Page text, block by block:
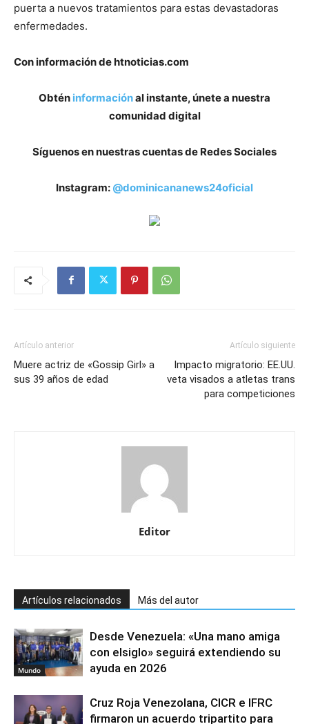
puerta a nuevos tratamientos para estas devastadoras
enfermedades.
Con información de htnoticias.com
Obtén informaciónal instante, únete a nuestra
comunidad digital
Síguenos en nuestras cuentas de Redes Sociales
Instagram: @dominicananews24oficial
Artículo anterior
Muere actriz de «Gossip Girl» a
sus 39 años de edad
Artículo siguiente
Impacto migratorio: EE.UU.
veta visados a atletas trans
para competiciones
Editor
Artículos relacionados Más del autor
Mundo
Desde Venezuela: «Una mano amiga
con elsiglo» seguirá extendiendo su
ayuda en 2026
Cruz Roja Venezolana, CICR e IFRC
firmaron un acuerdo tripartito para